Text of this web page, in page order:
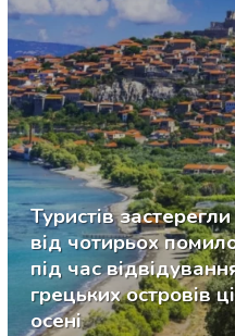
Туристів застерегли
від чотирьох
під час
грецьких островів
осені